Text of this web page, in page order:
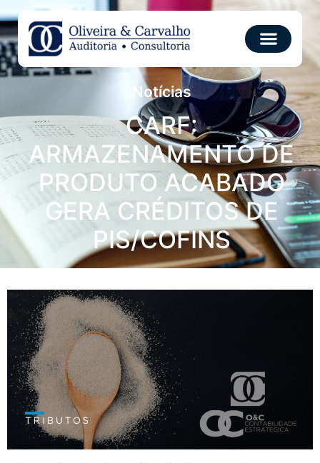
Notícias
CARF:
ARMAZENAMENTO DE
PRODUTO ACABADO
GERA CRÉDITOS DE
PIS/COFINS